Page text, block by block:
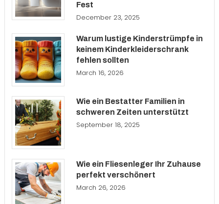
Fest
December 23, 2025
Warum lustige Kinderstrümpfe in
keinem Kinderkleiderschrank
fehlen sollten
March 16, 2026
Wie ein Bestatter Familien in
schweren Zeiten unterstützt
September 18, 2025
Wie ein Fliesenleger Ihr Zuhause
perfekt verschönert
March 26, 2026